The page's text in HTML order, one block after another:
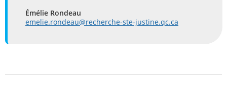
Émélie Rondeau
emelie.rondeau@recherche-ste-justine.qc.ca